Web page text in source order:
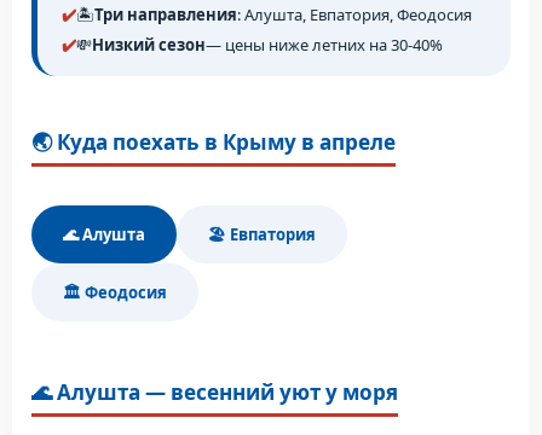
🏝️Три направления: Алушта, Евпатория, Феодосия
💸Низкий сезон— цены ниже летних на 30-40%
🌏 Куда поехать в Крыму в апреле
🌊 Алушта 🏖️ Евпатория
🏛️ Феодосия
🌊 Алушта — весенний уют у моря